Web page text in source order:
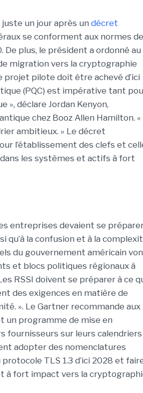
un jour après undécret
se conforment aux normes de
plus, le président a ordonné au
migration vers la cryptographie
pilote doit être achevé d’ici
(PQC) est impérative tant
», déclare Jordan Kenyon,
chez Booz Allen Hamilton. «
ambitieux. » Le décret
l’établissement des clefs et
les systèmes et actifs à fort
entreprises devaient se
qu’à la confusion et à la
du gouvernement américain
et blocs politiques régionaux à
RSSI doivent se préparer à ce
des exigences en matière de
». Le Gartner recommande aux
un programme de mise en
fournisseurs sur leurs calendriers
adopter des nomenclatures
TLS 1.3 d’ici 2028 et
à fort impact vers la